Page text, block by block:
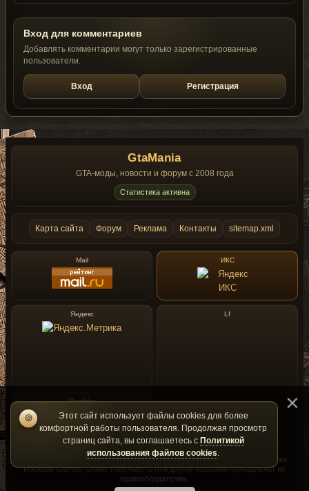
Вход для комментариев
Добавлять комментарии могут только зарегистрированные
пользователи.
Вход Регистрация
GtaMania
GTA-моды, новости и форум с 2008 года
Статистика активна
Карта сайта Форум Реклама Контакты sitemap.xml
Mail ИКС
Яндекс LI
Rambler
GtaMania — фан-сайт и не является официальным сайтом Rockstar Games.
Rockstar Games, Grand Theft Auto, GTA и другие названия принадлежат их
правообладателям.
🍪
Этот сайт использует файлы cookies для более
комфортной работы пользователя. Продолжая просмотр
страниц сайта, вы соглашаетесь с Политикой
использования файлов cookies.